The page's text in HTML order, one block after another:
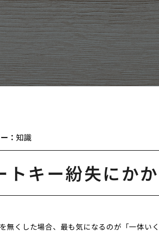
知識
トキー紛失にか
無くした場合、最も気になるのが「一体い